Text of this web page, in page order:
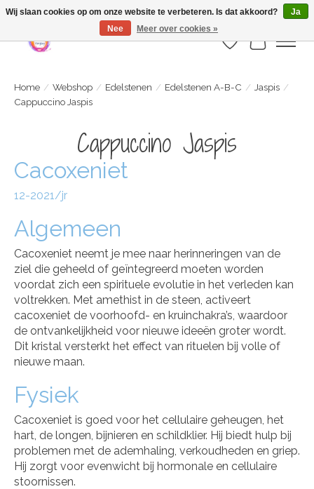
Webshop is geopend maar nog onder constructie | let op: Verzenden vanaf 29
juli
Verlanglijst
Home / Webshop / Edelstenen / Edelstenen A-B-C / Jaspis /
Cappuccino Jaspis
Cappuccino Jaspis
Cacoxeniet
12-2021/jr
Algemeen
Cacoxeniet neemt je mee naar herinneringen van de
ziel die geheeld of geïntegreerd moeten worden
voordat zich een spirituele evolutie in het verleden kan
voltrekken. Met amethist in de steen, activeert
cacoxeniet de voorhoofd- en kruinchakra’s, waardoor
de ontvankelijkheid voor nieuwe ideeën groter wordt.
Dit kristal versterkt het effect van rituelen bij volle of
nieuwe maan.
Fysiek
Cacoxeniet is goed voor het cellulaire geheugen, het
hart, de longen, bijnieren en schildklier. Hij biedt hulp bij
problemen met de ademhaling, verkoudheden en griep.
Hij zorgt voor evenwicht bij hormonale en cellulaire
stoornissen.
Wij slaan cookies op om onze website te verbeteren. Is dat akkoord?
Ja
Nee
Meer over cookies »